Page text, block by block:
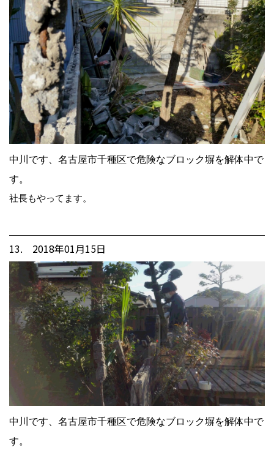
中川です、名古屋市千種区で危険なブロック塀を解体中で
す。
社長もやってます。
13. 2018年01月15日
中川です、名古屋市千種区で危険なブロック塀を解体中で
す。